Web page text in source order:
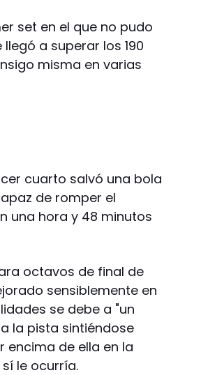
set en el que no pudo
a superar los 190
misma en varias
cuarto salvó una bola
de romper el
una hora y 48 minutos
octavos de final de
sensiblemente en
se debe a "un
la pista sintiéndose
encima de ella en la
le ocurría.